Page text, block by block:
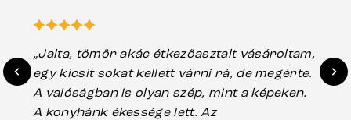
„Jalta, tömör akác étkezőasztalt vásároltam,
egy kicsit sokat kellett várni rá, de megérte.
A valóságban is olyan szép, mint a képeken.
A konyhánk ékessége lett. Az